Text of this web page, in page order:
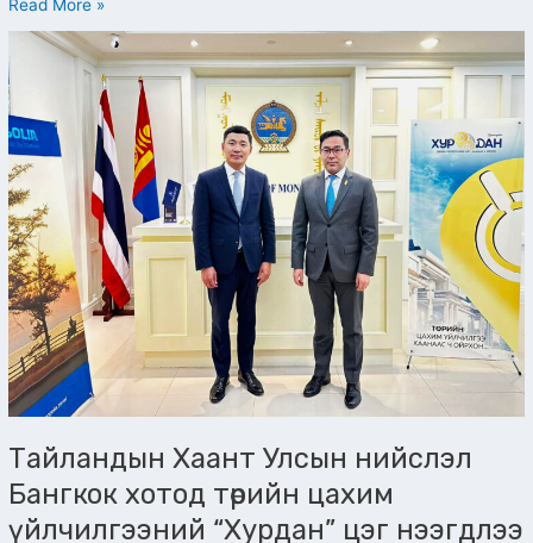
Read More »
Тайландын Хаант Улсын нийслэл
Бангкок хотод төрийн цахим
үйлчилгээний “Хурдан” цэг нээгдлээ
Тайландын
Хаант
Улсын
нийслэл
Бангкок
хотод
төрийн
цахим
үйлчилгээний
“Хурдан”
цэг
нээгдлээ